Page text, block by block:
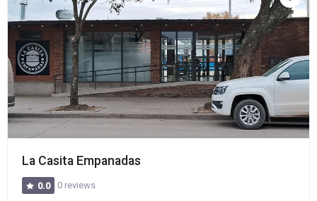
La Casita Empanadas
0.0 0 reviews